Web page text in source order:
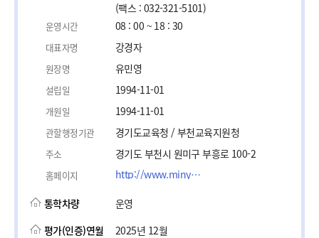
(팩스 : 032-321-5101)
운영시간 08 : 00 ~ 18 : 30
대표자명 강경자
원장명 유민영
설립일 1994-11-01
개원일 1994-11-01
관할행정기관 경기도교육청 / 부천교육지원청
주소 경기도 부천시 원미구 부흥로 100-2
홈페이지 http://www.minyoungkids.net
통학차량
운영
평가(인증)연월
2025년 12월